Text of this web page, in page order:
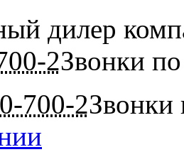
дилер
2Звонки
700-2Звонки